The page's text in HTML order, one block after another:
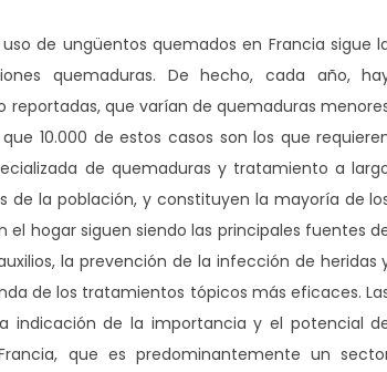
de ungüentos quemados en Francia sigue
quemaduras. De hecho, cada año,
que varían de quemaduras
10.000 de estos casos son los que
de quemaduras y tratamiento a
de la población, y constituyen la mayoría de
hogar siguen siendo las principales fuentes
la prevención de la infección de heridas
de los tratamientos tópicos más eficaces.
indicación de la importancia y el potencial
que es predominantemente un